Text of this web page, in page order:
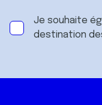
Je souhaite
destination